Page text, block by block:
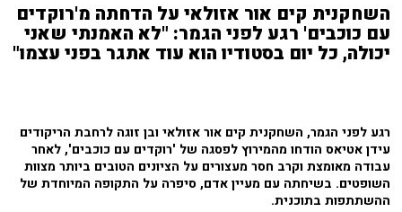
השחקנית קים אור אזולאי על הדחתה מ'רוקדים
עם כוכבים' רגע לפני הגמר: "לא האמנתי שאני
יכולה, כל יום בסטודיו הוא עוד אתגר בפני עצמו"
רגע לפני הגמר, השחקנית קים אור אזולאי ובן זוגה לרחבת הריקודים
עידן אטיאס הודחו מהמירוץ לפסגה של 'רוקדים עם כוכבים', לאחר
עבודה מאומצת וקרב חסר מעצורים על הציונים הטובים ביותר מצוות
השופטים. בשיחתה עם מעיין אדם, סיפרה על התקופה המיוחדת של
ההשתתפות בתוכנית.